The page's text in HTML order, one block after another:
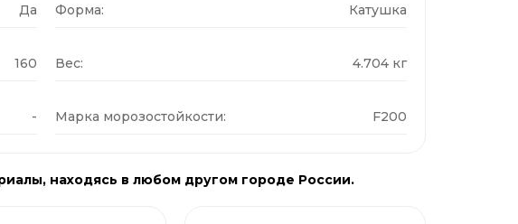
Да Форма: Катушка
160 Вес: 4.704 кг
- Марка морозостойкости: F200
находясь в любом другом городе России.